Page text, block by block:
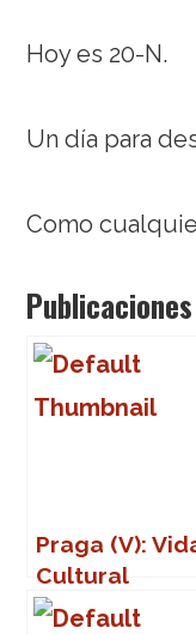
Hoy es 20-N.
Un día para
Como
Praga (V):
Cultural